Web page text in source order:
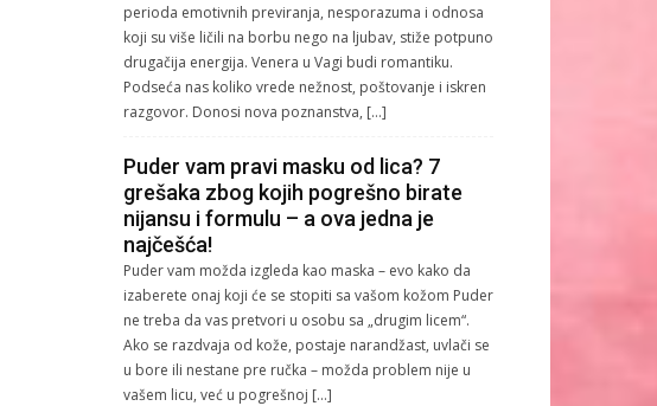
perioda emotivnih previranja, nesporazuma i odnosa
koji su više ličili na borbu nego na ljubav, stiže potpuno
drugačija energija. Venera u Vagi budi romantiku.
Podseća nas koliko vrede nežnost, poštovanje i iskren
razgovor. Donosi nova poznanstva, […]
Puder vam pravi masku od lica? 7
grešaka zbog kojih pogrešno birate
nijansu i formulu – a ova jedna je
najčešća!
Puder vam možda izgleda kao maska – evo kako da
izaberete onaj koji će se stopiti sa vašom kožom Puder
ne treba da vas pretvori u osobu sa „drugim licem“.
Ako se razdvaja od kože, postaje narandžast, uvlači se
u bore ili nestane pre ručka – možda problem nije u
vašem licu, već u pogrešnoj […]